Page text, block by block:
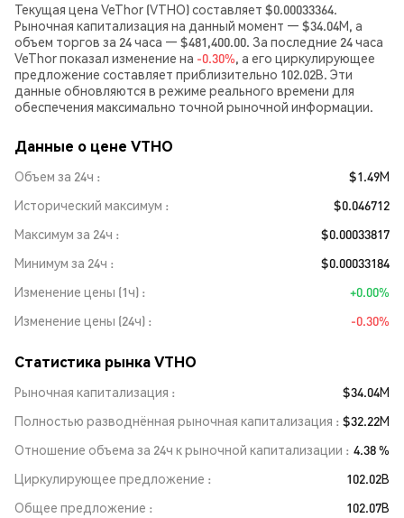
Текущая цена VeThor (VTHO) составляет $0.00033364.
Рыночная капитализация на данный момент — $34.04M, а
объем торгов за 24 часа — $481,400.00. За последние 24 часа
VeThor показал изменение на -0.30%, а его циркулирующее
предложение составляет приблизительно 102.02B. Эти
данные обновляются в режиме реального времени для
обеспечения максимально точной рыночной информации.
Данные о цене VTHO
Объем за 24ч
$1.49M
Исторический максимум
$0.046712
Максимум за 24ч
$0.00033817
Минимум за 24ч
$0.00033184
Изменение цены (1ч)
+0.00%
Изменение цены (24ч)
-0.30%
Статистика рынка VTHO
Рыночная капитализация
$34.04M
Полностью разводнённая рыночная капитализация
$32.22M
Отношение объема за 24ч к рыночной капитализации
4.38 %
Циркулирующее предложение
102.02B
Общее предложение
102.07B